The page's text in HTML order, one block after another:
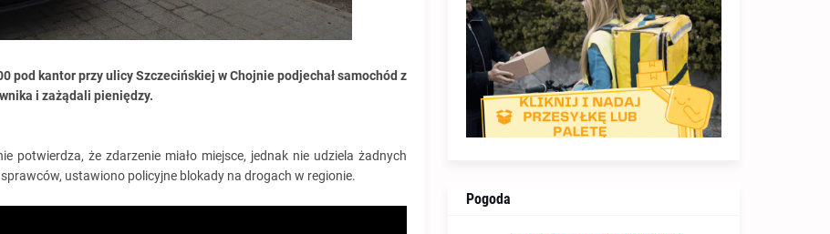
pod kantor przy ulicy Szczecińskiej w Chojnie podjechał samochód z
i zażądali pieniędzy.
potwierdza, że zdarzenie miało miejsce, jednak nie udziela żadnych
ustawiono policyjne blokady na drogach w regionie.
Pogoda